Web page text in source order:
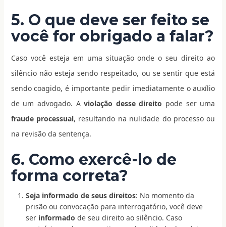
5. O que deve ser feito se
você for obrigado a falar?
Caso você esteja em uma situação onde o seu direito ao
silêncio não esteja sendo respeitado, ou se sentir que está
sendo coagido, é importante pedir imediatamente o auxílio
de um advogado. Aviolação desse direito pode ser uma
fraude processual, resultando na nulidade do processo ou
na revisão da sentença.
6. Como exercê-lo de
forma correta?
Seja informado de seus direitos: No momento da
prisão ou convocação para interrogatório, você deve
ser informado de seu direito ao silêncio. Caso